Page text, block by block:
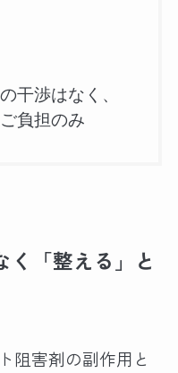
干渉はなく、
負担のみ
く「整える」と
阻害剤の副作用と